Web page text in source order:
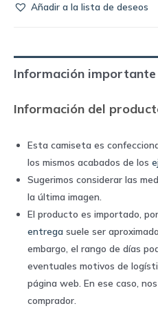
de
third
away
Puma
Añadir a la lista de deseos
Información importante
Información del
Esta camiseta es
los mismos acabados de los
Sugerimos considerar las
la última imagen.
El producto es importado,
entrega suele ser
embargo, el rango de días
eventuales motivos de
página web. En ese caso,
comprador.